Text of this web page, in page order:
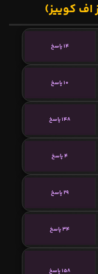
اف کوییز)
14 پاسخ
10 پاسخ
148 پاسخ
4 پاسخ
29 پاسخ
34 پاسخ
158 پاسخ